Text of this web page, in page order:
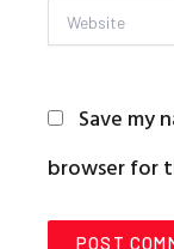
Website
Save my
browser for